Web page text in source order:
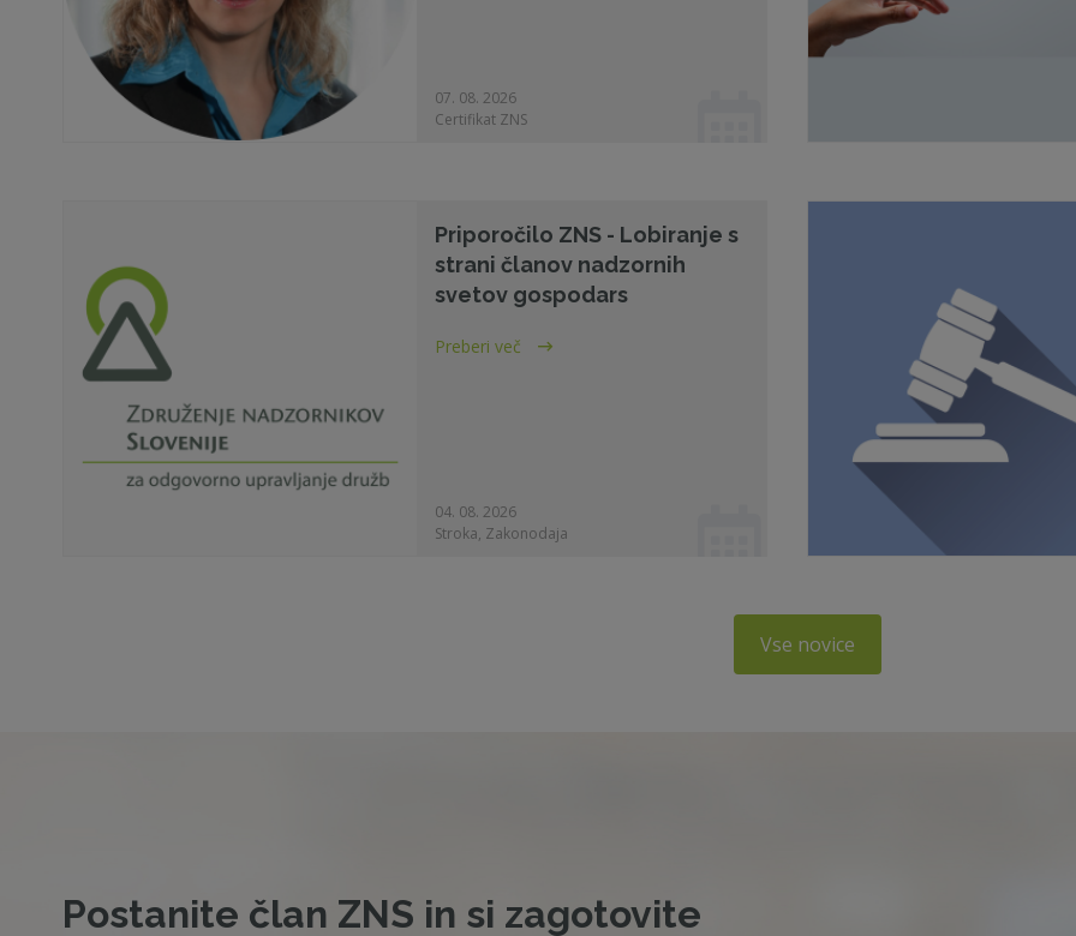
07. 08. 2026
Certifikat ZNS
Priporočilo ZNS - Lobiranje s
strani članov nadzornih
svetov gospodars
Preberi več
04. 08. 2026
Stroka, Zakonodaja
Vse novice
Postanite član ZNS in si zagotovite